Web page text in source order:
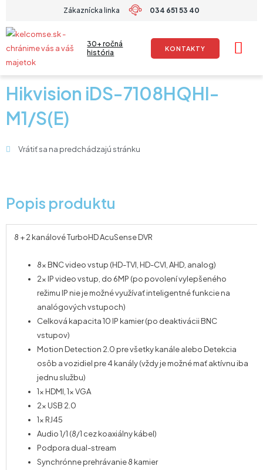
obsah
Zákaznícka linka 034 651 53 40
30+ ročná
história
KONTAKTY
Hikvision iDS-7108HQHI-
M1/S(E)
Vrátiť sa na predchádzajú stránku
Popis produktu
8 + 2 kanálové TurboHD AcuSense DVR
8x BNC video vstup (HD-TVI, HD-CVI, AHD, analog)
2x IP video vstup, do 6MP (po povolení vylepšeného
režimu IP nie je možné využívať inteligentné funkcie na
analógových vstupoch)
Celková kapacita 10 IP kamier (po deaktivácii BNC
vstupov)
Motion Detection 2.0 pre všetky kanále alebo Detekcia
osôb a vozidiel pre 4 kanály (vždy je možné mať aktívnu iba
jednu službu)
1x HDMI, 1x VGA
2x USB 2.0
1x RJ45
Audio 1/1 (8/1 cez koaxiálny kábel)
Podpora dual-stream
Synchrónne prehrávanie 8 kamier